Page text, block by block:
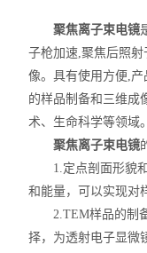
其他设备
聚焦离子束电镜
子枪加速,聚焦后照
像。具有使用方便,
的样品制备和三维成
术、生命科学等领域。
聚焦离子束电镜
1.定点剖面形貌和
和能量，可以实现对
2.TEM样品的制备
择，为透射电子显微